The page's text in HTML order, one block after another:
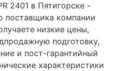
2401 в Пятигорске -
поставщика компании
низкие цены,
подготовку,
и пост-гарантийный
характеристики